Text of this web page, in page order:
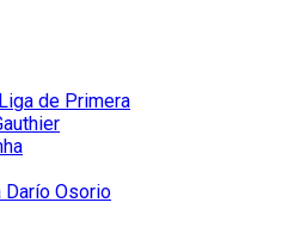
de Primera
Darío Osorio